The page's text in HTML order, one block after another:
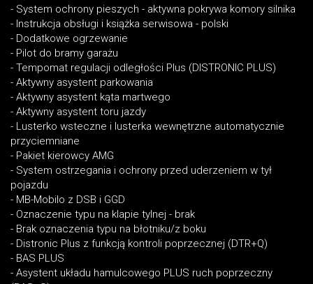
- System ochrony pieszych - aktywna pokrywa komory silnika
- Instrukcja obsługi i książka serwisowa - polski
- Dodatkowe ogrzewanie
- Pilot do bramy garażu
- Tempomat regulacji odległości Plus (DISTRONIC PLUS)
- Aktywny asystent parkowania
- Aktywny asystent kąta martwego
- Aktywny asystent toru jazdy
- Lusterko wsteczne i lusterka wewnętrzne automatycznie
przyciemniane
- Pakiet kierowcy AMG
- System ostrzegania i ochrony przed uderzeniem w tył
pojazdu
- MB-Mobilo z DSB i GGD
- Oznaczenie typu na klapie tylnej - brak
- Brak oznaczenia typu na błotniku/z boku
- Distronic Plus z funkcją kontroli poprzecznej (DTR+Q)
- BAS PLUS
- Asystent układu hamulcowego PLUS ruch poprzeczny